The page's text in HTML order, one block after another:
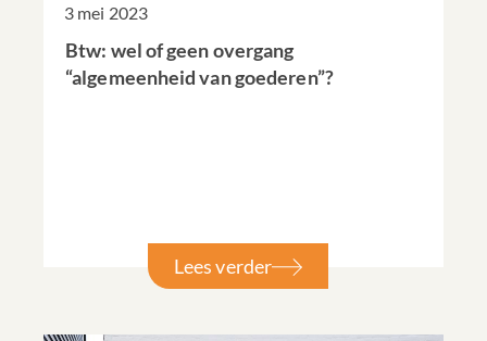
3 mei 2023
Btw: wel of geen overgang
“algemeenheid van goederen”?
Lees verder